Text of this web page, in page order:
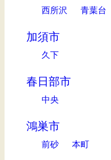
西所沢
青葉台
加須市
久下
春日部市
中央
鴻巣市
前砂 本町